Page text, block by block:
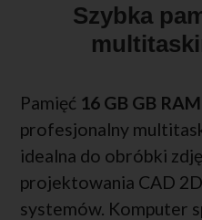
Szybka
Pamięć 16 GB GB RAM
profesjonalny
idealna do obróbki
projektowania CAD
systemów. Komputer